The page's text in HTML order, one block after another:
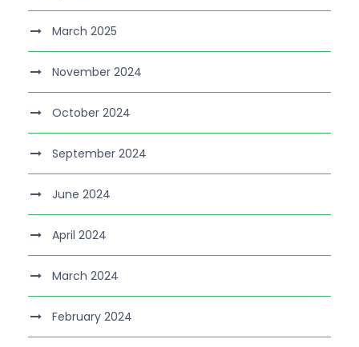
March 2025
November 2024
October 2024
September 2024
June 2024
April 2024
March 2024
February 2024